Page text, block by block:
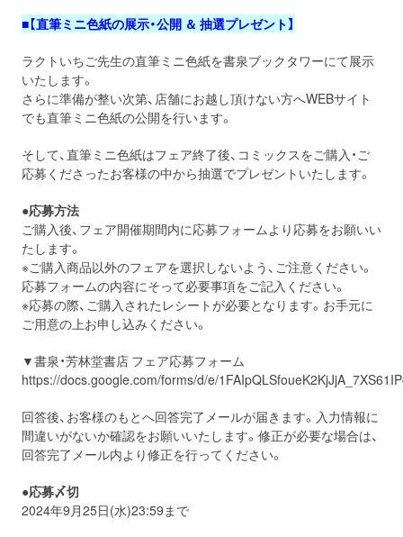
■【直筆ミニ色紙の展示・公開 ＆ 抽選プレゼント】
ラクトいちご先生の直筆ミニ色紙を書泉ブックタワーにて展示
いたします。
さらに準備が整い次第、店舗にお越し頂けない方へWEBサイト
でも直筆ミニ色紙の公開を行います。
そして、直筆ミニ色紙はフェア終了後、コミックスをご購入・ご
応募くださったお客様の中から抽選でプレゼントいたします。
●応募方法
ご購入後、フェア開催期間内に応募フォームより応募をお願いい
たします。
※ご購入商品以外のフェアを選択しないよう、ご注意ください。
応募フォームの内容にそって必要事項をご記入ください。
※応募の際、ご購入されたレシートが必要となります。お手元に
ご用意の上お申し込みください。
▼書泉・芳林堂書店 フェア応募フォーム
https://docs.google.com/forms/d/e/
回答後、お客様のもとへ回答完了メールが届きます。入力情報に
間違いがないか確認をお願いいたします。修正が必要な場合は、
回答完了メール内より修正を行ってください。
●応募〆切
2024年9月25日(水)23:59まで